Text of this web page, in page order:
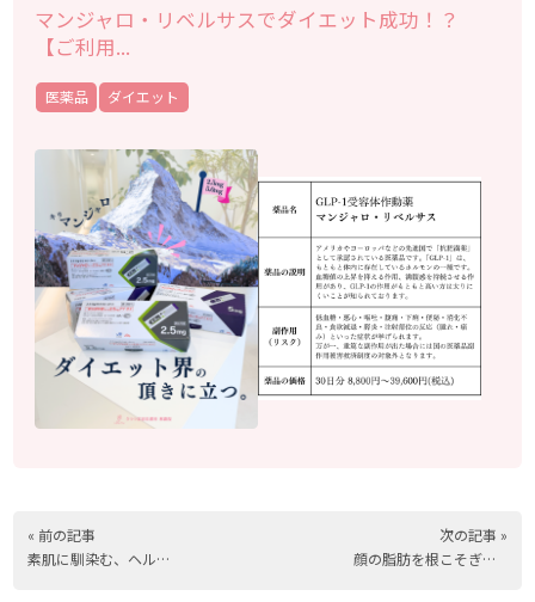
マンジャロ・リベルサスでダイエット成功！？
【ご利用...
医薬品 ダイエット
« 前の記事
素肌に馴染む、ヘルシー眉【山城】
次の記事 »
顔の脂肪を根こそぎ吸引します